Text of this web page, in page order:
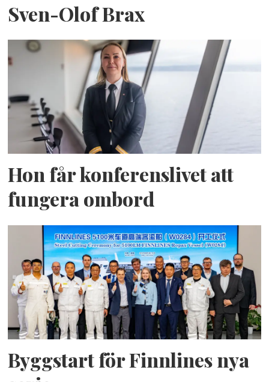
Sven-Olof Brax
Hon får konferenslivet att
fungera ombord
Byggstart för Finnlines nya